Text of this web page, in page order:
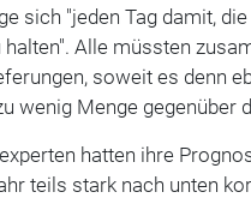
sich "jeden Tag damit, die
halten". Alle müssten
soweit es denn
wenig Menge gegenüber
hatten ihre
teils stark nach unten